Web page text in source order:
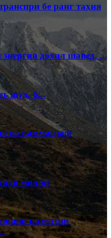
бе ранг таҳия
дохил шавед, ...
шуд, б...
ва каммасраф
миллӣ
патентии